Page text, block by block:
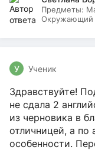
Предметы:
Окружающий
У Ученик
Здравствуйте!
не сдала 2
из черновика в
отличницей, а по
особенности.